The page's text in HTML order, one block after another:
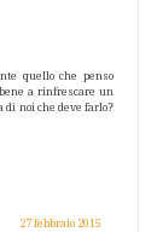
quello che penso
a rinfrescare un
di noi che deve farlo?
27 febbraio 2015